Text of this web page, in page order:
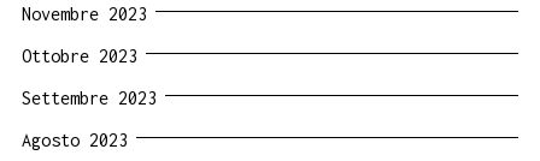
Novembre 2023
Ottobre 2023
Settembre 2023
Agosto 2023